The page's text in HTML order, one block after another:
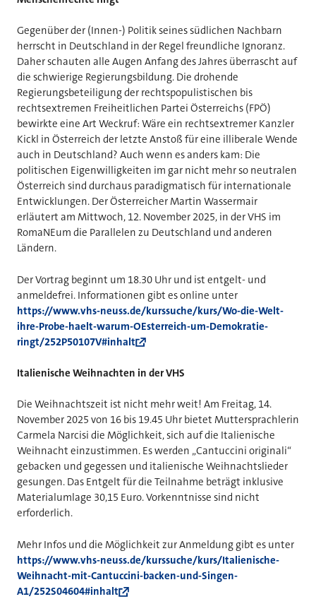
Gegenüber der (Innen-) Politik seines südlichen Nachbarn
herrscht in Deutschland in der Regel freundliche Ignoranz.
Daher schauten alle Augen Anfang des Jahres überrascht auf
die schwierige Regierungsbildung. Die drohende
Regierungsbeteiligung der rechtspopulistischen bis
rechtsextremen Freiheitlichen Partei Österreichs (FPÖ)
bewirkte eine Art Weckruf: Wäre ein rechtsextremer Kanzler
Kickl in Österreich der letzte Anstoß für eine illiberale Wende
auch in Deutschland? Auch wenn es anders kam: Die
politischen Eigenwilligkeiten im gar nicht mehr so neutralen
Österreich sind durchaus paradigmatisch für internationale
Entwicklungen. Der Österreicher Martin Wassermair
erläutert am Mittwoch, 12. November 2025, in der VHS im
RomaNEum die Parallelen zu Deutschland und anderen
Ländern.
Der Vortrag beginnt um 18.30 Uhr und ist entgelt- und
anmeldefrei. Informationen gibt es online unter
https://www.vhs-neuss.de/kurssuche/kurs/Wo-die-Welt-
ihre-Probe-haelt-warum-OEsterreich-um-Demokratie-
ringt/252P50107V#inhalt
Italienische Weihnachten in der VHS
Die Weihnachtszeit ist nicht mehr weit! Am Freitag, 14.
November 2025 von 16 bis 19.45 Uhr bietet Muttersprachlerin
Carmela Narcisi die Möglichkeit, sich auf die Italienische
Weihnacht einzustimmen. Es werden „Cantuccini originali“
gebacken und gegessen und italienische Weihnachtslieder
gesungen. Das Entgelt für die Teilnahme beträgt inklusive
Materialumlage 30,15 Euro. Vorkenntnisse sind nicht
erforderlich.
Mehr Infos und die Möglichkeit zur Anmeldung gibt es unter
https://www.vhs-neuss.de/kurssuche/kurs/Italienische-
Weihnacht-mit-Cantuccini-backen-und-Singen-
A1/252S04604#inhalt